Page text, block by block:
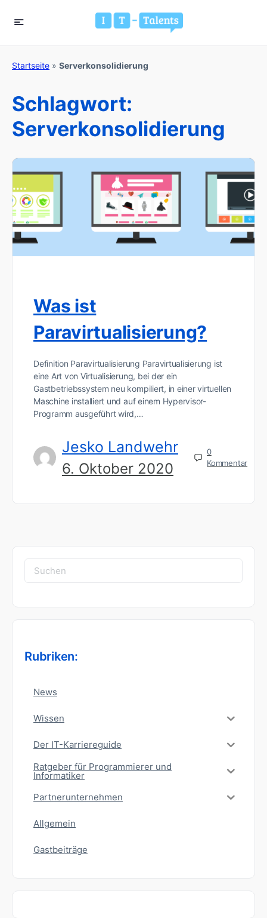
Startseite » Serverkonsolidierung
Schlagwort:
Serverkonsolidierung
Was ist
Paravirtualisierung?
Definition Paravirtualisierung Paravirtualisierung ist
eine Art von Virtualisierung, bei der ein
Gastbetriebssystem neu kompiliert, in einer virtuellen
Maschine installiert und auf einem Hypervisor-
Programm ausgeführt wird,…
Jesko Landwehr
6. Oktober 2020
0
Kommentar
Suchen
nach:
Rubriken:
News
Wissen
Der IT-Karriereguide
Ratgeber für Programmierer und
Informatiker
Partnerunternehmen
Allgemein
Gastbeiträge